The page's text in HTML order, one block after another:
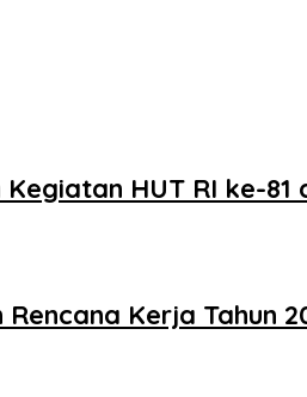
HUT RI ke-81
Kerja Tahun